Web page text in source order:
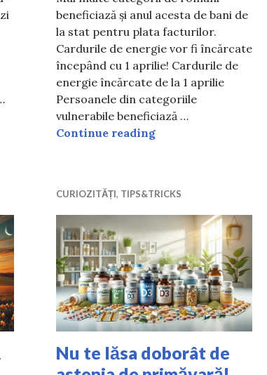
2025. Ce zodii întâmpină probleme în
beneficiază și anul acesta de bani de
la stat pentru plata facturilor.
Cardurile de energie vor fi încărcate
începând cu 1 aprilie! Cardurile de
energie încărcate de la 1 aprilie
Persoanele din categoriile
vulnerabile beneficiază …
Continue readingCardurile de
CURIOZITĂȚI, TIPS&TRICKS
Nu te lăsa doborât de